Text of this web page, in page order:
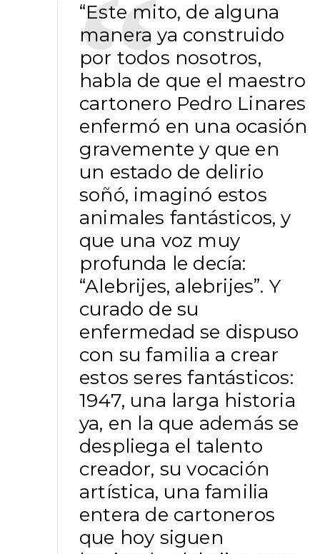
“Este mito, de alguna
manera ya construido
por todos nosotros,
habla de que el maestro
cartonero Pedro Linares
enfermó en una ocasión
gravemente y que en
un estado de delirio
soñó, imaginó estos
animales fantásticos, y
que una voz muy
profunda le decía:
“Alebrijes, alebrijes”. Y
curado de su
enfermedad se dispuso
con su familia a crear
estos seres fantásticos:
1947, una larga historia
ya, en la que además se
despliega el talento
creador, su vocación
artística, una familia
entera de cartoneros
que hoy siguen